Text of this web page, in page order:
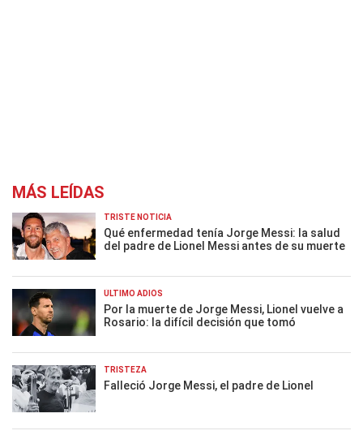
MÁS LEÍDAS
TRISTE NOTICIA
Qué enfermedad tenía Jorge Messi: la salud
del padre de Lionel Messi antes de su muerte
ÚLTIMO ADIÓS
Por la muerte de Jorge Messi, Lionel vuelve a
Rosario: la difícil decisión que tomó
TRISTEZA
Falleció Jorge Messi, el padre de Lionel